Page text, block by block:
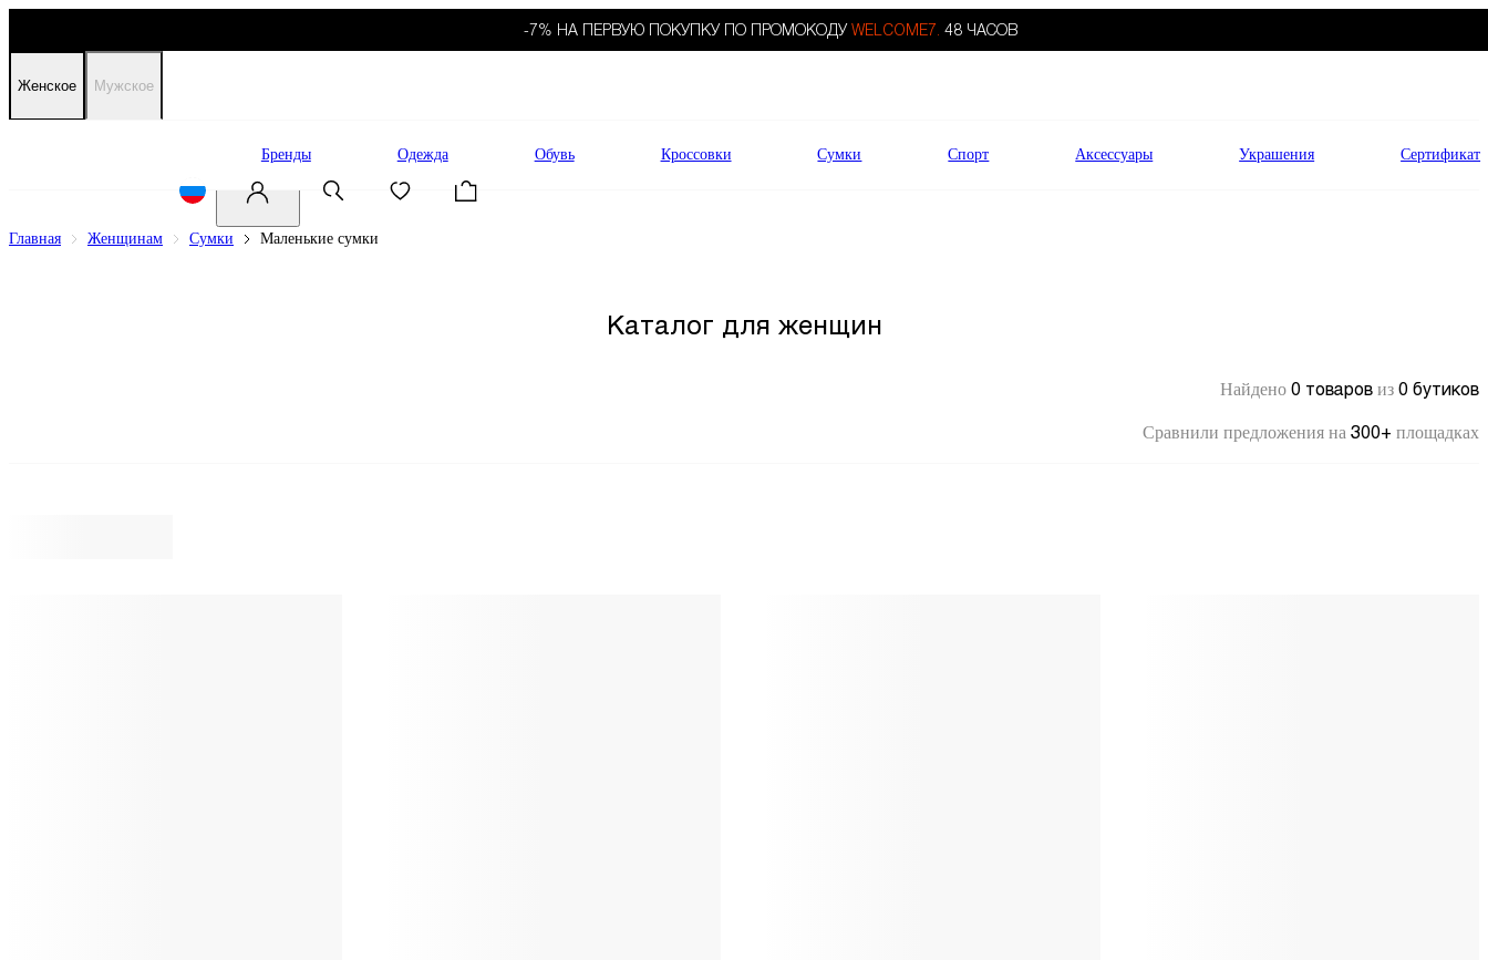
-7% НА ПЕРВУЮ ПОКУПКУ ПО ПРОМОКОДУ WELCOME7. 48 ЧАСОВ
Женское Мужское
Бренды Одежда Обувь Кроссовки Сумки Спорт Аксессуары Украшения Сертификат
Главная Женщинам Сумки Маленькие сумки
Каталог для женщин
Найдено 0 товаров из 0 бутиков
Сравнили предложения на 300+ площадках